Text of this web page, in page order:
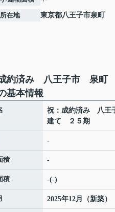
所在地 東京都八王子市泉町
約済み 八王子市 泉町
基本情報
祝：成約済み 八
建て ２５期
-
積 -
積 -(-)
2025年12月（新築）